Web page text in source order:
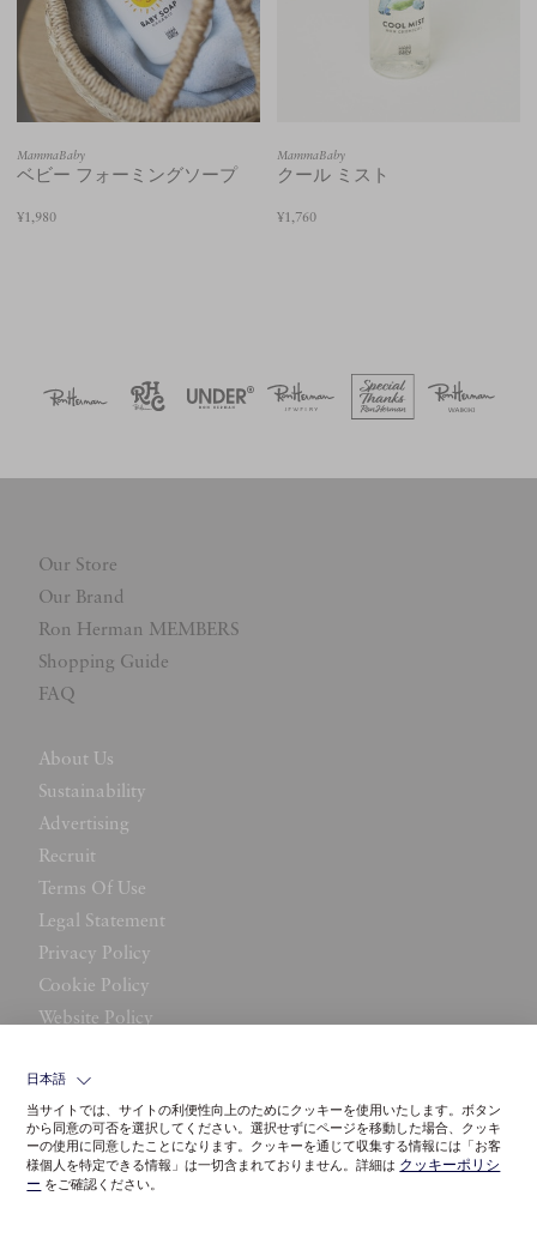
MammaBaby
ベビー フォーミングソープ
¥1,980
MammaBaby
クール ミスト
¥1,760
Our Store
Our Brand
Ron Herman MEMBERS
Shopping Guide
FAQ
About Us
Sustainability
Advertising
Recruit
Terms Of Use
Legal Statement
Privacy Policy
Cookie Policy
Website Policy
日本語
当サイトでは、サイトの利便性向上のためにクッキーを使用いたします。ボタン
から同意の可否を選択してください。選択せずにページを移動した場合、クッキ
ーの使用に同意したことになります。クッキーを通じて収集する情報には「お客
様個人を特定できる情報」は一切含まれておりません。詳細は クッキーポリシ
ー をご確認ください。